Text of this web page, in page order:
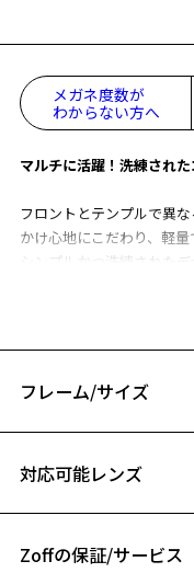
お
メガネ度数が
わからない方へ
マルチに活躍！洗練され
フロントとテンプルで異
かけ心地にこだわり、軽量
シンプルかつ洗練された
日常の装いに上品さと高
ビジネス ページをみる
※柄や色味の出方に個体差
フレーム/サイズ
B ブリッジ(鼻部分)の横
対応可能レンズ
Zoffの保証/サービス